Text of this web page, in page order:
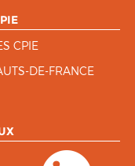
CPIE
DE-FRANCE